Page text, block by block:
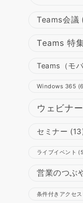
Teams会議
Teams 特
Teams（モ
Windows 365
ウェビナー
セミナー
ライブイベント
営業のつぶ
条件付きアクセス